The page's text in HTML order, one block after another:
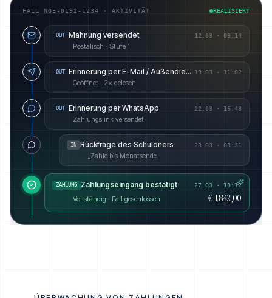
FALL NOE-0192-1234 · AKTIVITÄT REALISIERT
OUT Mahnung versendet 12.03 · 09:14
Postalisch · Stufe 1
OUT Erinnerung per E-Mail / Außendienst angekündigt 19.03 · 11:02
Geöffnet · 2× gelesen
OUT Erinnerung per WhatsApp 22.03 · 16:48
Zahlungslink versendet
IN Rückfrage des Schuldners 23.03 · 08:31
„Zahle bis Monatsende.
ZAHLUNG Zahlungseingang bestätigt 27.03 · 10:12
Vollständig · Fall geschlossen € 1.842,00